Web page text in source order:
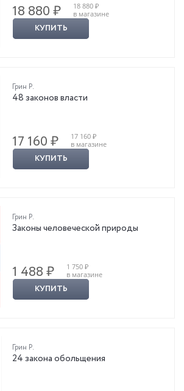
18 880 ₽
18 880 ₽
в магазине
КУПИТЬ
Грин Р.
48 законов власти
17 160 ₽
17 160 ₽
в магазине
КУПИТЬ
Грин Р.
Законы человеческой природы
1 488 ₽
1 750 ₽
в магазине
КУПИТЬ
Грин Р.
24 закона обольщения